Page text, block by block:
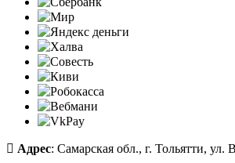
Адрес: Самарская обл., г. Тольятти, ул.